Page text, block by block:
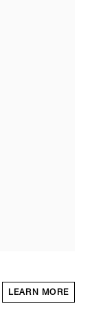
LEARN MORE